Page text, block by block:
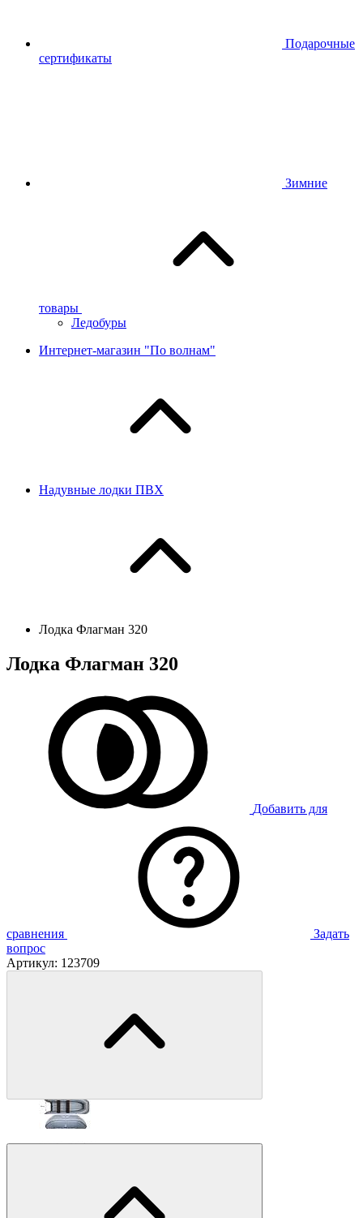
Подарочные
сертификаты
Зимние
товары
Ледобуры
Интернет-магазин "По волнам"
Надувные лодки ПВХ
Лодка Флагман 320
Лодка Флагман 320
Добавить для
сравнения
Задать
вопрос
Артикул: 123709